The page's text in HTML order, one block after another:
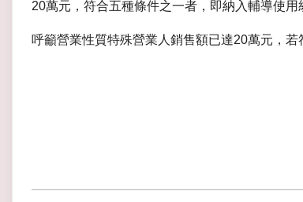
20萬元，符合五種條件之一者，即納入輔導使用
呼籲營業性質特殊營業人銷售額已達20萬元，